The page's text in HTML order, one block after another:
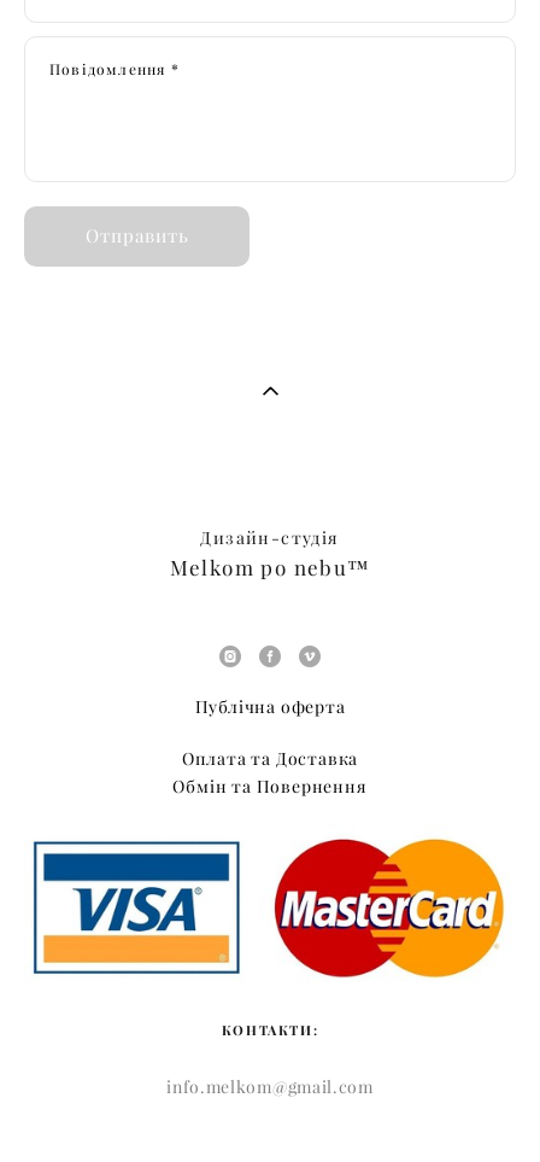
Повідомлення *
Отправить
Дизайн-студія
Melkom po nebu™
Публічна оферта
Оплата та Доставка
Обмін та Повернення
КОНТАКТИ:
info.melkom@gmail.com